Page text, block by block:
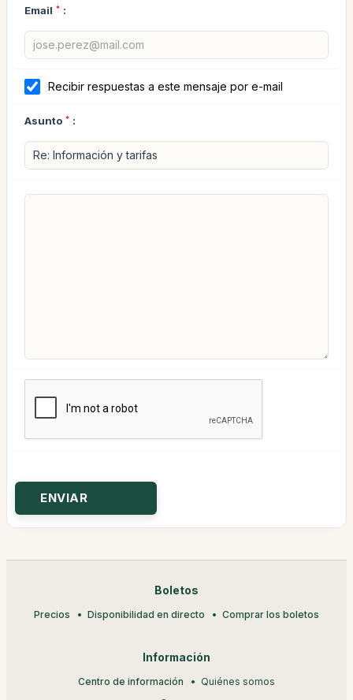
Email * :
Recibir respuestas a este mensaje por e-mail
Asunto * :
Boletos
Precios Disponibilidad en directo Comprar los boletos
Información
Centro de información Quiénes somos